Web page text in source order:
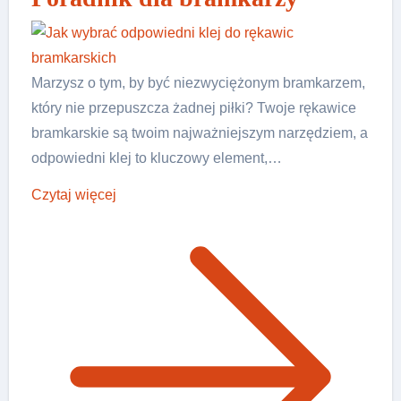
Marzysz o tym, by być niezwyciężonym bramkarzem,
który nie przepuszcza żadnej piłki? Twoje rękawice
bramkarskie są twoim najważniejszym narzędziem, a
odpowiedni klej to kluczowy element,…
Czytaj więcej